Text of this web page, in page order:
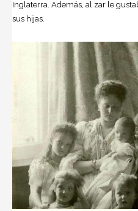
Inglaterra. Además, al zar le
sus hijas.